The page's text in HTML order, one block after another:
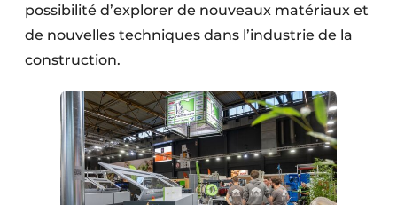
possibilité d’explorer de nouveaux matériaux et
de nouvelles techniques dans l’industrie de la
construction.